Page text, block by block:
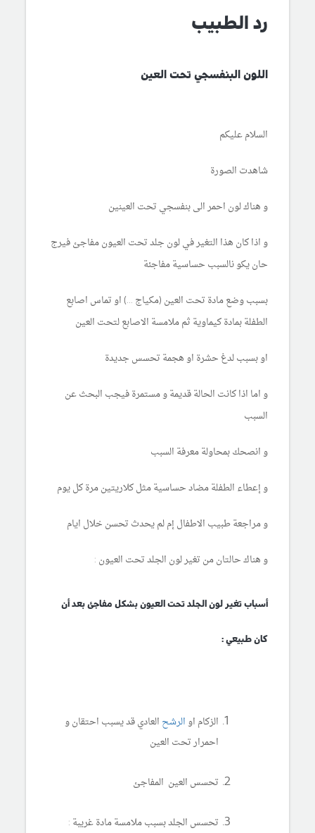
رد الطبيب
اللون البنفسجي تحت العين
السلام عليكم
شاهدت الصورة
و هناك لون احمر الى بنفسجي تحت العينين
و اذا كان هذا التغير في لون جلد تحت العيون مفاجئ فيرج
حان يكو نالسبب حساسية مفاجئة
بسبب وضع مادة تحت العين (مكياج ...) او تماس اصابع
الطفلة بمادة كيماوية ثم ملامسة الاصابع لتحت العين
او بسبب لدغ حشرة او هجمة تحسس جديدة
و اما اذا كانت الحالة قديمة و مستمرة فيجب البحث عن
السبب
و انصحك بمحاولة معرفة السبب
و إعطاء الطفلة مضاد حساسية مثل كلاريتين مرة كل يوم
و مراجعة طبيب الاطفال إم لم يحدث تحسن خلال ايام
و هناك حالتان من تغير لون الجلد تحت العيون :
أسباب تغير لون الجلد تحت العيون بشكل مفاجئ بعد أن
كان طبيعي :
الزكام اوالرشح العادي قد يسبب احتقان و
احمرار تحت العين
تحسس العين المفاجئ
تحسس الجلد بسبب ملامسة مادة غريبة :